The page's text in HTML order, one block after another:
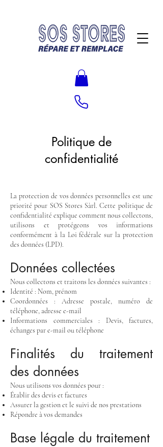
Politique de
confidentialité
La protection de vos données personnelles est une
priorité pour SOS Stores Sàrl. Cette politique de
confidentialité explique comment nous collectons,
utilisons et protégeons vos informations
conformément à la Loi fédérale sur la protection
des données (LPD).
Données collectées
Nous collectons et traitons les données suivantes :
Identité : Nom, prénom
Coordonnées : Adresse postale, numéro de
téléphone, adresse e-mail
Informations commerciales : Devis, factures,
échanges par e-mail ou téléphone
Finalités du traitement
des données
Nous utilisons vos données pour :
Établir des devis et factures
Assurer la gestion et le suivi de nos prestations
Répondre à vos demandes
Base légale du traitement